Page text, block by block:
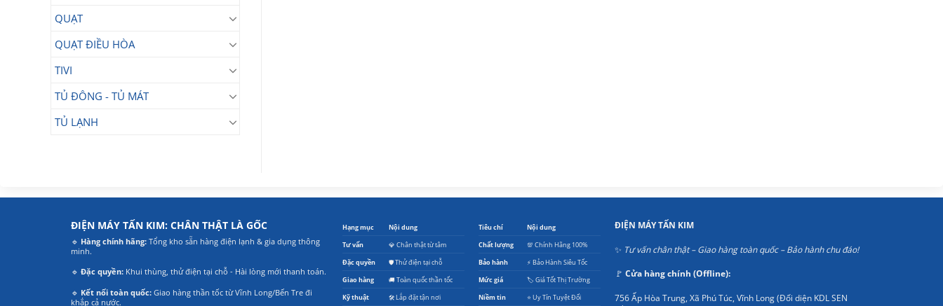
QUẠT
QUẠT ĐIỀU HÒA
TIVI
TỦ ĐÔNG - TỦ MÁT
TỦ LẠNH
ĐIỆN MÁY TẤN KIM: CHÂN THẬT LÀ GỐC
🔹 Hàng chính hãng:Tổng kho sẵn hàng điện lạnh & gia dụng thông
minh.
🔹 Đặc quyền:Khui thùng, thử điện tại chỗ - Hài lòng mới thanh toán.
🔹 Kết nối toàn quốc:Giao hàng thần tốc từ Vĩnh Long/Bến Tre đi
khắp cả nước.
Hạng mục Nội dung
Tư vấn 💎 Chân thật từ tâm
Đặc quyền 🛡️ Thử điện tại chỗ
Giao hàng 🚚 Toàn quốc thần tốc
Kỹ thuật 🛠️ Lắp đặt tận nơi
Tiêu chí Nội dung
Chất lượng 💯 Chính Hãng 100%
Bảo hành ⚡ Bảo Hành Siêu Tốc
Mức giá 🏷️ Giá Tốt Thị Trường
Niềm tin ⭐ Uy Tín Tuyệt Đối
ĐIỆN MÁY TẤN KIM
✨ Tư vấn chân thật – Giao hàng toàn quốc – Bảo hành chu đáo!
🚩 Cửa hàng chính (Offline):
756 Ấp Hòa Trung, Xã Phú Túc, Vĩnh Long (Đối diện KDL SEN